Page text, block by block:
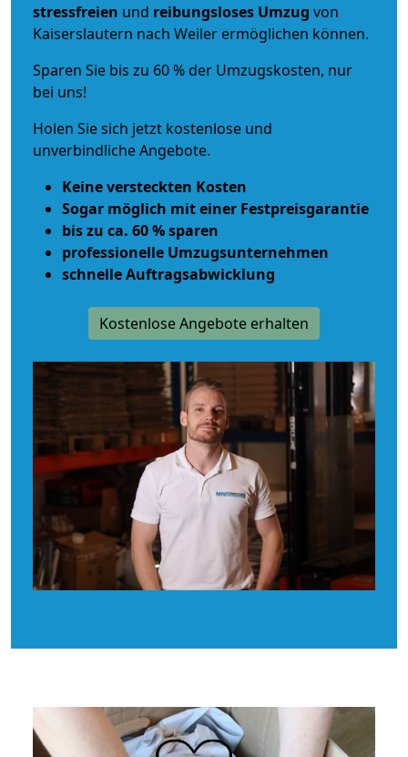
stressfreien und reibungsloses Umzug von
Kaiserslautern nach Weiler ermöglichen können.
Sparen Sie bis zu 60 % der Umzugskosten, nur
bei uns!
Holen Sie sich jetzt kostenlose und
unverbindliche Angebote.
Keine versteckten Kosten
Sogar möglich mit einer Festpreisgarantie
bis zu ca. 60 % sparen
professionelle Umzugsunternehmen
schnelle Auftragsabwicklung
Kostenlose Angebote erhalten